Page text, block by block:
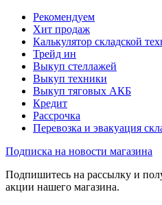
Рекомендуем
Хит продаж
Калькулятор складской
Трейд ин
Выкуп стеллажей
Выкуп техники
Выкуп тяговых АКБ
Кредит
Рассрочка
Перевозка и эвакуация
Подписка на новости магазина
Подпишитесь на рассылку и
акции нашего магазина.